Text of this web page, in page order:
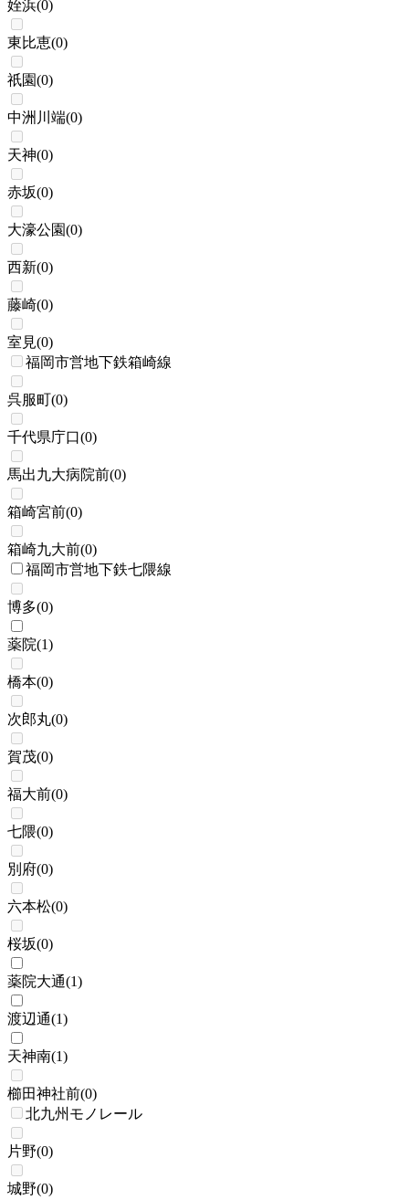
姪浜(0)
東比恵(0)
祇園(0)
中洲川端(0)
天神(0)
赤坂(0)
大濠公園(0)
西新(0)
藤崎(0)
室見(0)
福岡市営地下鉄箱崎線
呉服町(0)
千代県庁口(0)
馬出九大病院前(0)
箱崎宮前(0)
箱崎九大前(0)
福岡市営地下鉄七隈線
博多(0)
薬院(1)
橋本(0)
次郎丸(0)
賀茂(0)
福大前(0)
七隈(0)
別府(0)
六本松(0)
桜坂(0)
薬院大通(1)
渡辺通(1)
天神南(1)
櫛田神社前(0)
北九州モノレール
片野(0)
城野(0)